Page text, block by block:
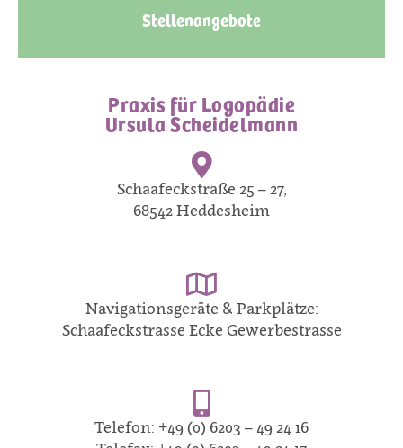
Stellenangebote
Praxis für Logopädie
Ursula Scheidelmann
Schaafeckstraße 25 – 27,
68542 Heddesheim
Navigationsgeräte & Parkplätze:
Schaafeckstrasse Ecke Gewerbestrasse
Telefon: +49 (0) 6203 – 49 24 16